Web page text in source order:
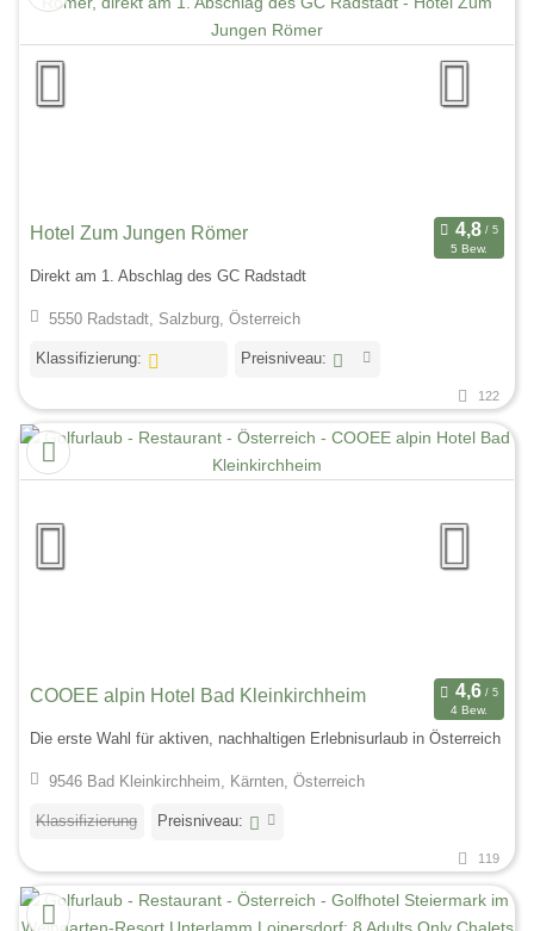
Hotel Zum Jungen Römer
5 Bew.
Direkt am 1. Abschlag des GC Radstadt
5550 Radstadt, Salzburg, Österreich
Klassifizierung: Preisniveau:
122
COOEE alpin Hotel Bad Kleinkirchheim
4 Bew.
Die erste Wahl für aktiven, nachhaltigen Erlebnisurlaub in Österreich
9546 Bad Kleinkirchheim, Kärnten, Österreich
Klassifizierung Preisniveau:
119